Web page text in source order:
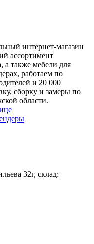
интернет-магазин
ассортимент
а также мебели для
работаем по
и 20 000
сборку и замеры по
области.
32г, склад: